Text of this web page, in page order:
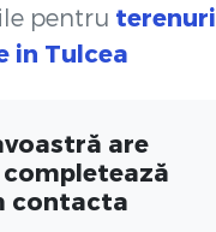
pentru terenuri
in Tulcea
are
contacta